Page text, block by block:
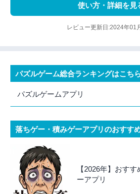
使い方・詳細を見
レビュー更新日:2024年01
パズルゲーム総合ランキングはこち
パズルゲームアプリ
落ちゲー・積みゲーアプリのおすす
【2026年】おす
ーアプリ